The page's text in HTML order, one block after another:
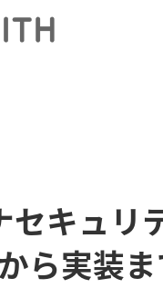
セキュリ
ら実装